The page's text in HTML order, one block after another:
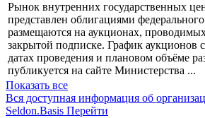
Рынок внутренних государственных
представлен облигациями
размещаются на аукционах,
закрытой подписке. График аукционов
датах проведения и плановом объёме
публикуется на сайте Министерства ...
Показать все
Вся доступная информация об
Seldon.Basis Перейти